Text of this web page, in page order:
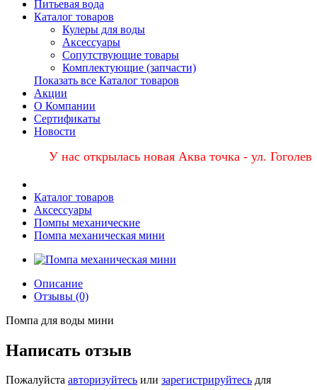
Питьевая вода
Каталог товаров
Кулеры для воды
Аксессуары
Сопутствующие товары
Комплектующие (запчасти)
Показать все Каталог товаров
Акции
О Компании
Сертификаты
Новости
У нас открылась новая Аква точка - ул.
Каталог товаров
Аксессуары
Помпы механические
Помпа механическая мини
Описание
Отзывы (0)
Помпа для воды мини
Написать отзыв
Пожалуйста авторизуйтесь или зарегистрируйтесь для